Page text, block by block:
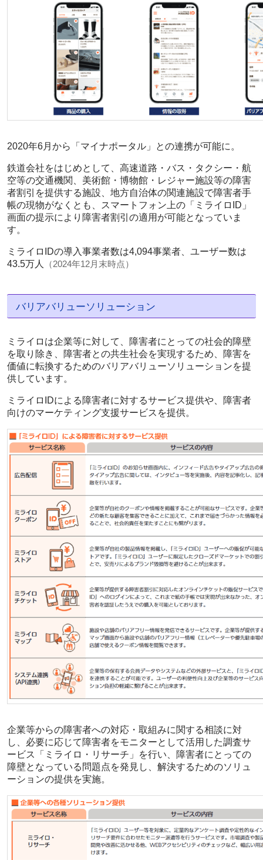
2020年6月から「マイナポータル」との連携が可能に。
鉄道会社をはじめとして、高速道路・バス・タクシー・航
空等の交通機関、美術館・博物館・レジャー施設等の障害
者割引を提供する施設、地方自治体の関連施設で障害者手
帳の現物がなくとも、スマートフォン上の「ミライロID」
画面の提示により障害者割引の適用が可能となっていま
す。
ミライロIDの導入事業者数は4,094事業者、ユーザー数は
43.5万人
（2024年12月末時点）
バリアバリューソリューション
ミライロは企業等に対して、障害者にとっての社会的障壁
を取り除き、障害者との共生社会を実現するため、障害を
価値に転換するためのバリアバリューソリューションを提
供しています。
ミライロIDによる障害者に対するサービス提供や、障害者
向けのマーケティング支援サービスを提供。
企業等からの障害者への対応・取組みに関する相談に対
し、必要に応じて障害者をモニターとして活用した調査サ
ービス「ミライロ・リサーチ」を行い、障害者にとっての
障壁となっている問題点を発見し、解決するためのソリュ
ーションの提供を実施。